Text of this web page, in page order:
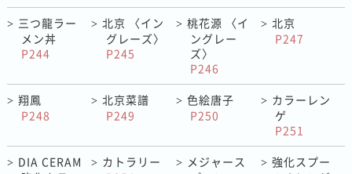
> 三つ龍ラー
メン丼
P244
>北京 〈イン
グレーズ〉
P245
> 桃花源 〈イ
ングレー
ズ〉
P246
> 北京
P247
> 翔鳳
P248
>北京菜譜
P249
> 色絵唐子
P250
> カラーレン
ゲ
P251
> DIA CERAM
> カトラリー
> メジャース
> 強化スプー